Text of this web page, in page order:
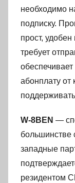
необходимо
подписку.
прост,
требует
абонплату от
W-8BEN —
большинстве
западные
резидентом